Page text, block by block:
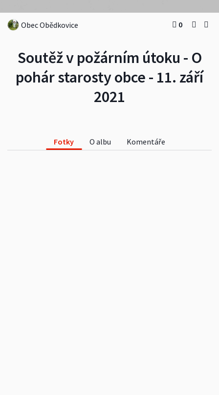
Soutěž v požárním útoku - O
pohár starosty obce - 11. září
2021
Obec Obědkovice 0
Fotky O albu Komentáře